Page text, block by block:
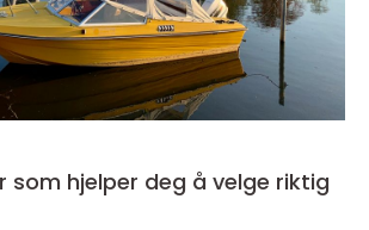
som hjelper deg å velge riktig